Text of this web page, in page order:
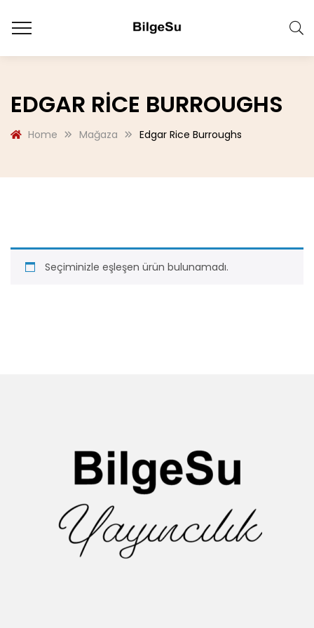
EDGAR RICE BURROUGHS
Home Mağaza Edgar Rice Burroughs
Seçiminizle eşleşen ürün bulunamadı.